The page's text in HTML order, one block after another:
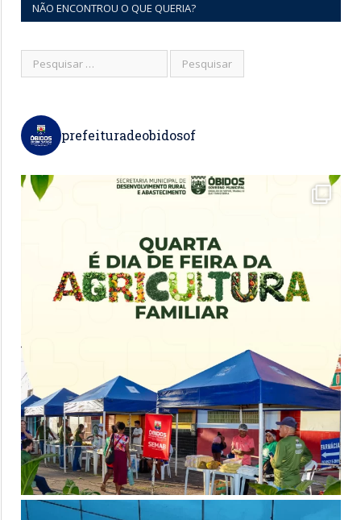
NÃO ENCONTROU O QUE QUERIA?
prefeituradeobidosof